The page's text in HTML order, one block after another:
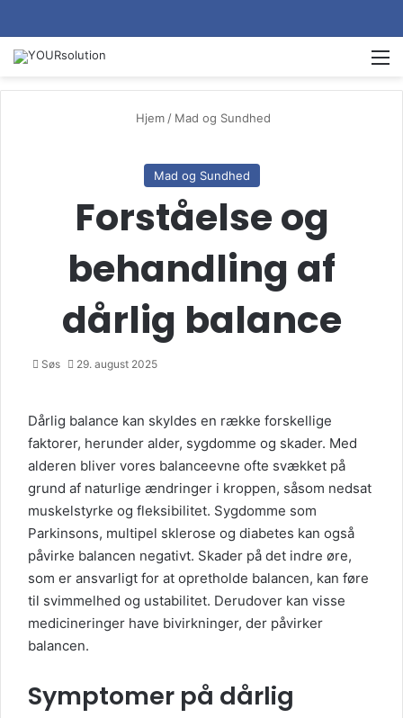
Hjem / Mad og Sundhed
Mad og Sundhed
Forståelse og
behandling af
dårlig balance
Søs 29. august 2025
Dårlig balance kan skyldes en række forskellige
faktorer, herunder alder, sygdomme og skader. Med
alderen bliver vores balanceevne ofte svækket på
grund af naturlige ændringer i kroppen, såsom nedsat
muskelstyrke og fleksibilitet. Sygdomme som
Parkinsons, multipel sklerose og diabetes kan også
påvirke balancen negativt. Skader på det indre øre,
som er ansvarligt for at opretholde balancen, kan føre
til svimmelhed og ustabilitet. Derudover kan visse
medicineringer have bivirkninger, der påvirker
balancen.
Symptomer på dårlig